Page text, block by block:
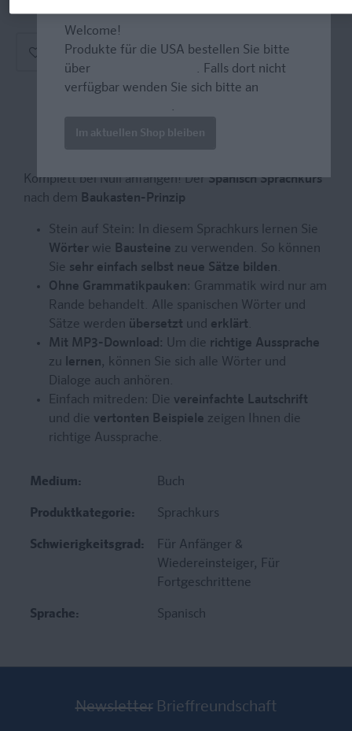
Komplett bei Null anfangen! DerSpanisch Sprachkurs
nach dem Baukasten-Prinzip
Stein auf Stein: In diesem Sprachkurs lernen Sie
Wörter wie Bausteine zu verwenden. So können
Sie sehr einfach selbst neue Sätze bilden.
Ohne Grammatikpauken: Grammatik wird nur am
Rande behandelt. Alle spanischen Wörter und
Sätze werden übersetzt und erklärt.
Mit MP3-Download: Um die richtige Aussprache
zu
lernen, können Sie sich alle Wörter und
Dialoge auch anhören.
Einfach mitreden: Die vereinfachte Lautschrift
und die vertonten Beispiele zeigen Ihnen die
richtige Aussprache.
Medium: Buch
Produktkategorie: Sprachkurs
Schwierigkeitsgrad:
Für Anfänger &
Wiedereinsteiger, Für
Fortgeschrittene
Sprache: Spanisch
Newsletter Brieffreundschaft
Welcome!
Produkte für die USA bestellen Sie bitte
über
. Falls dort nicht
verfügbar wenden Sie sich bitte an
.
Im aktuellen Shop bleiben